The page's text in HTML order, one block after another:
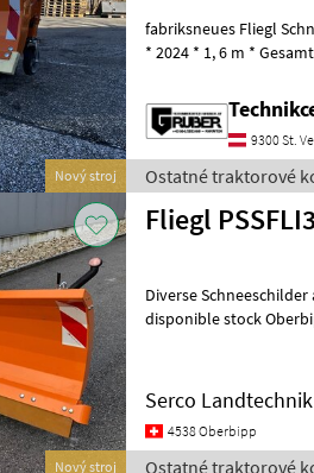
Nový stroj
fabriksneues Fliegl
* 2024 * 1, 6 m *
9300 St.
Ostatné traktorové
Nový stroj
Fliegl
Diverse
disponible stock
Serco Landtechnik
4538 Oberbipp
Ostatné traktorové